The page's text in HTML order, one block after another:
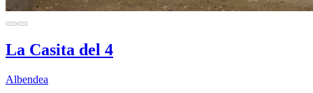
La Casita del 4
Albendea